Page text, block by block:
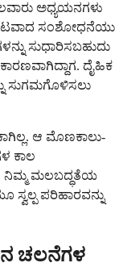
ಅಧ್ಯಯನಗಳು
ಸಂಶೋಧನೆಯು
ಸುಧಾರಿಸಬಹುದು
ದೈಹಿಕ
ಸುಗಮಗೊಳಿಸಲು
ಆ ಮೊಣಕಾಲು-
ಕಾಲ
ನಿಮ್ಮ ಮಲಬದ್ಧತೆಯ
ಪರಿಹಾರವನ್ನು
ಚಲನೆಗಳ